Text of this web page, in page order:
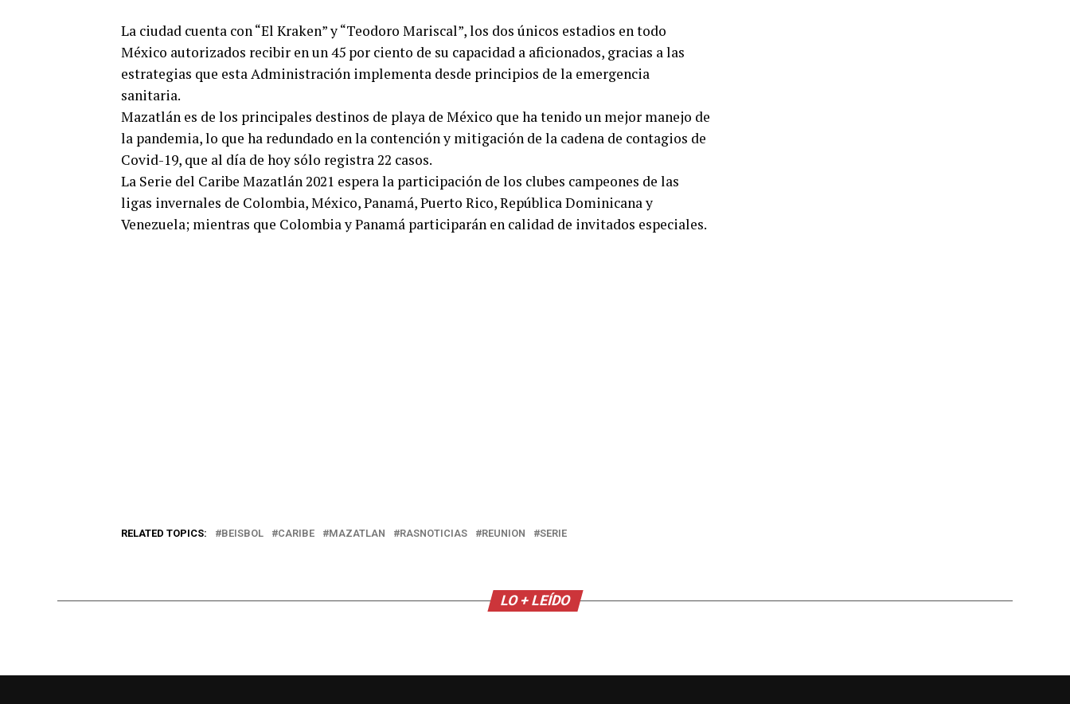
La ciudad cuenta con “El Kraken” y “Teodoro Mariscal”, los dos únicos estadios en todo
México autorizados recibir en un 45 por ciento de su capacidad a aficionados, gracias a las
estrategias que esta Administración implementa desde principios de la emergencia
sanitaria.
Mazatlán es de los principales destinos de playa de México que ha tenido un mejor manejo de
la pandemia, lo que ha redundado en la contención y mitigación de la cadena de contagios de
Covid-19, que al día de hoy sólo registra 22 casos.
La Serie del Caribe Mazatlán 2021 espera la participación de los clubes campeones de las
ligas invernales de Colombia, México, Panamá, Puerto Rico, República Dominicana y
Venezuela; mientras que Colombia y Panamá participarán en calidad de invitados especiales.
RELATED TOPICS: BEISBOL CARIBE MAZATLAN RASNOTICIAS REUNION SERIE
LO + LEÍDO